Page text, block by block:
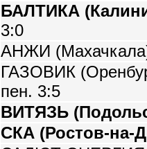
БАЛТИКА
3:0
АНЖИ
ГАЗОВИК
пен. 3:5
ВИТЯЗЬ
СКА (Ростов-на-